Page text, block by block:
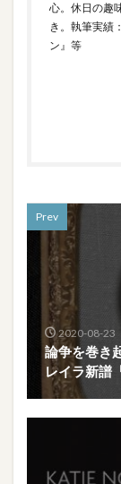
心。休日の趣
き。執筆実績
ン』等
Prev
2020-08-23
論争を巻き
レイラ新譜